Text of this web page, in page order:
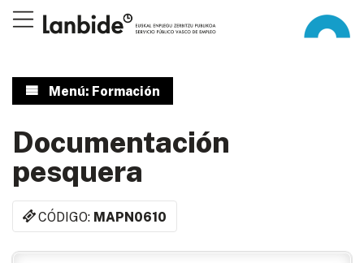
Menú: Formación
Documentación
pesquera
CÓDIGO: MAPN0610